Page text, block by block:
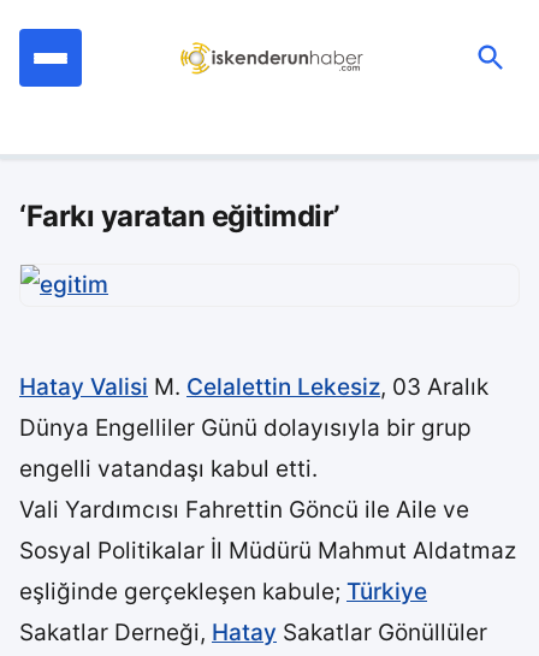
‘Farkı yaratan eğitimdir’
Hatay Valisi M. Celalettin Lekesiz, 03 Aralık
Dünya Engelliler Günü dolayısıyla bir grup
engelli vatandaşı kabul etti.
Vali Yardımcısı Fahrettin Göncü ile Aile ve
Sosyal Politikalar İl Müdürü Mahmut Aldatmaz
eşliğinde gerçekleşen kabule; Türkiye
Sakatlar Derneği, Hatay Sakatlar Gönüllüler